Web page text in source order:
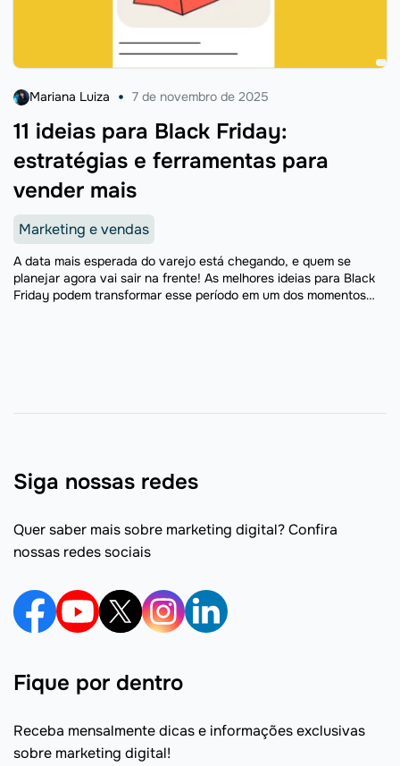
11 ideias para Black Friday:
estratégias e ferramentas para
vender mais
Mariana Luiza 7 de novembro de 2025
Marketing e vendas
A data mais esperada do varejo está chegando, e quem se
planejar agora vai sair na frente! As melhores ideias para Black
Friday podem transformar esse período em um dos momentos
Siga nossas redes
Quer saber mais sobre marketing digital? Confira
nossas redes sociais
Fique por dentro
Receba mensalmente dicas e informações exclusivas
sobre marketing digital!